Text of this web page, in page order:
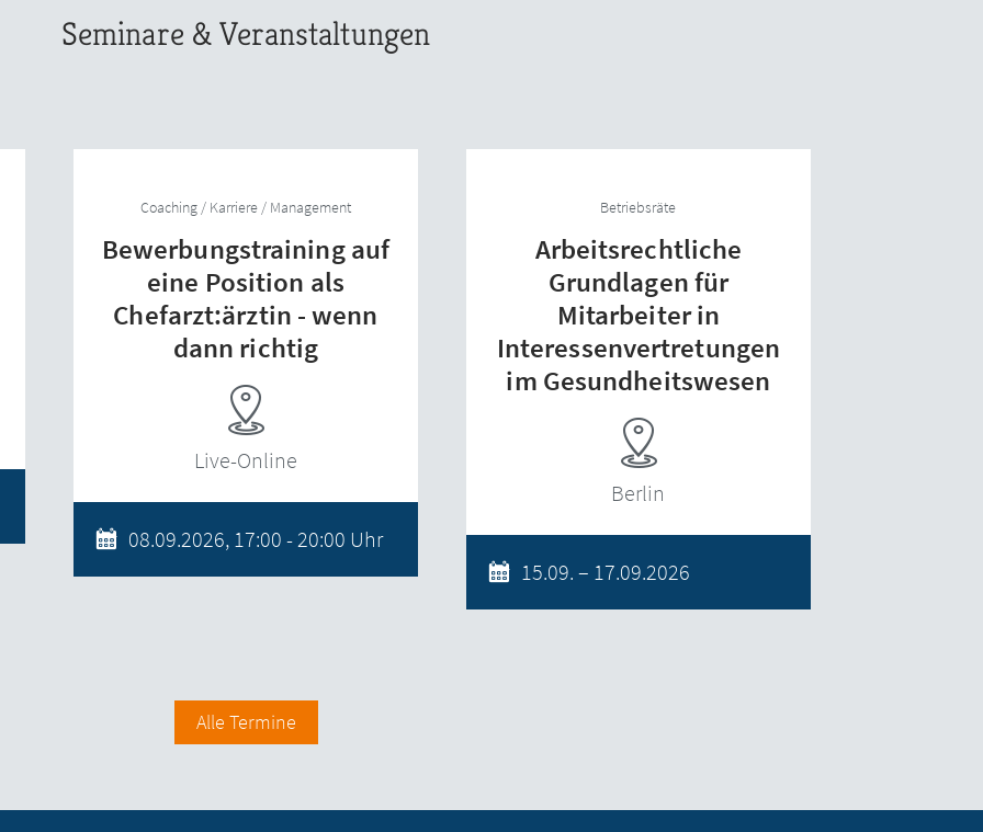
Seminare & Veranstaltungen
Coaching / Karriere / Management
Bewerbungstraining auf
eine Position als
Chefarzt:ärztin - wenn
dann richtig
Live-Online
08.09.2026, 17:00 - 20:00 Uhr
Betriebsräte
Arbeitsrechtliche
Grundlagen für
Mitarbeiter in
Interessenvertretungen
im Gesundheitswesen
Berlin
15.09. – 17.09.2026
Alle Termine